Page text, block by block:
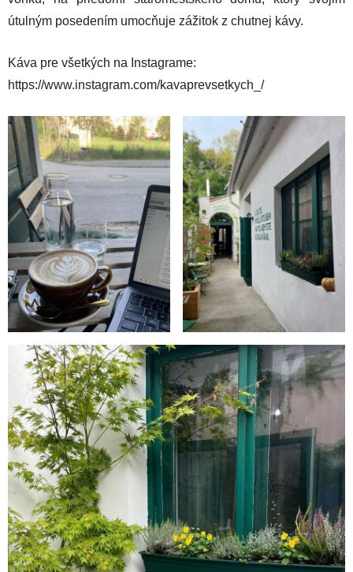
útulným posedením umocňuje zážitok z chutnej kávy.
Káva pre všetkých na Instagrame:
https://www.instagram.com/kavaprevsetkych_/